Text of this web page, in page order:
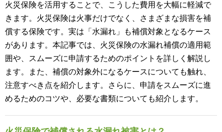
火災保険を活用することで、こうした費用を大幅に軽減で
きます。火災保険は火事だけでなく、さまざまな損害を補
償する保険です。実は「水漏れ」も補償対象となるケース
があります。本記事では、火災保険の水漏れ補償の適用範
囲や、スムーズに申請するためのポイントを詳しく解説し
ます。また、補償の対象外になるケースについても触れ、
注意すべき点を紹介します。さらに、申請をスムーズに進
めるためのコツや、必要な書類についても紹介します。